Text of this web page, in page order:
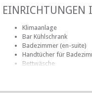
EINRICHTUNGEN
Klimaanlage
Bar Kühlschrank
Badezimmer (en-suite)
Handtücher für
Bettwäsche